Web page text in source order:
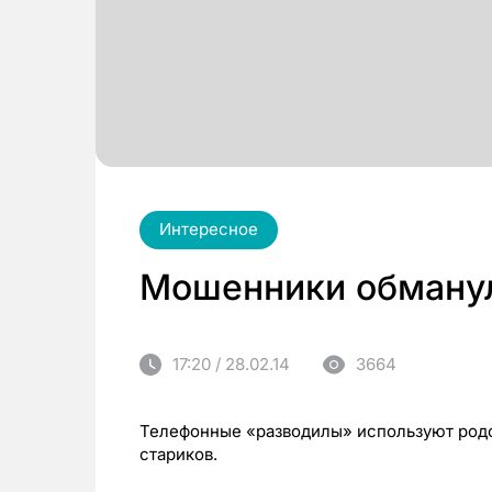
Интересное
Мошенники
17:20 / 28.02.14 3664
Телефонные «разводилы» используют
стариков.